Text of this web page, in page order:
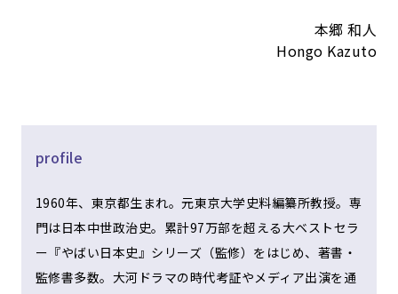
本郷 和人
Hongo Kazuto
profile
1960年、東京都生まれ。元東京大学史料編纂所教授。専
門は日本中世政治史。累計97万部を超える大ベストセラ
ー『やばい日本史』シリーズ（監修）をはじめ、著書・
監修書多数。大河ドラマの時代考証やメディア出演を通